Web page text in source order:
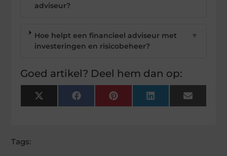
adviseur?
Hoe helpt een financieel adviseur met
investeringen en risicobeheer?
▼
Goed artikel? Deel hem dan op:
X
(Twitter)
FacebookPinterest LinkedIn Email
Tags: